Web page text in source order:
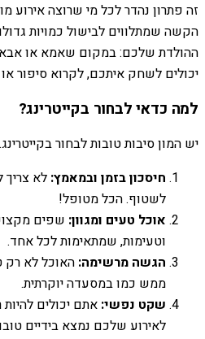
זה פתרון נהדר לכל מי שרוצה אירוע
הקשה שמתלווים לבישול כמויות
ההולדת שלכם: במקום שאמא או
יכולים לשחק איתכם, לקרוא סיפור
למה כדאי לבחור בקייטרינג?
יש המון סיבות טובות לבחור
חיסכון בזמן ובמאמץ: לא צריך
לשטוף. הכל מטופל!
אוכל טעים ומגוון: שפים
וטעימות, שמתאימות לכל אחד.
הגשה מרשימה: האוכל לא רק
ממש כמו במסעדה יוקרתית.
שקט נפשי: אתם יכולים
לאירוע שלכם נמצא בידיים